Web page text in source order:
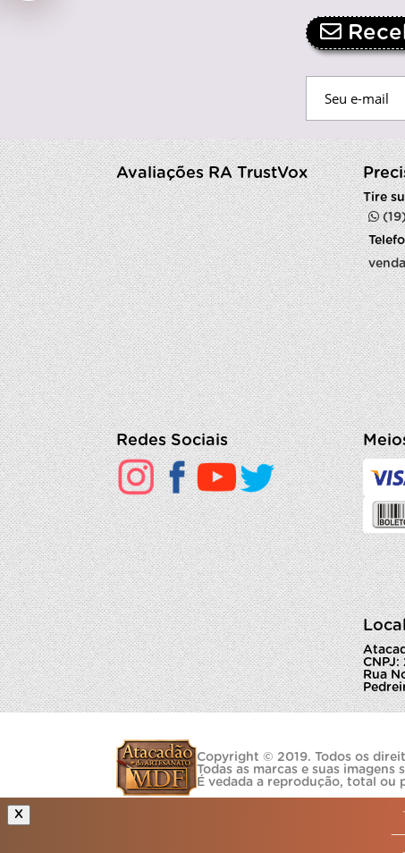
X
Avaliações RA TrustVox
Tire
Redes Sociais
CNPJ:
Rua
Copyright © 2019. Todos os
Todas as marcas e suas
É vedada a reprodução, total ou